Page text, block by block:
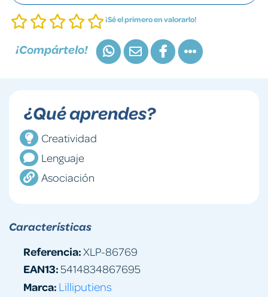
¡Sé el primero en valorarlo!
¡Compártelo!
¿Qué aprendes?
Creatividad
Lenguaje
Asociación
Características
Referencia:XLP-86769
EAN13:5414834867695
Marca: Lilliputiens